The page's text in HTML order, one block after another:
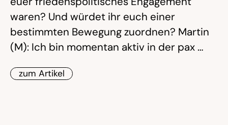
waren? Und würdet ihr euch einer
bestimmten Bewegung zuordnen? Martin
(M): Ich bin momentan aktiv in der pax …
zum Artikel